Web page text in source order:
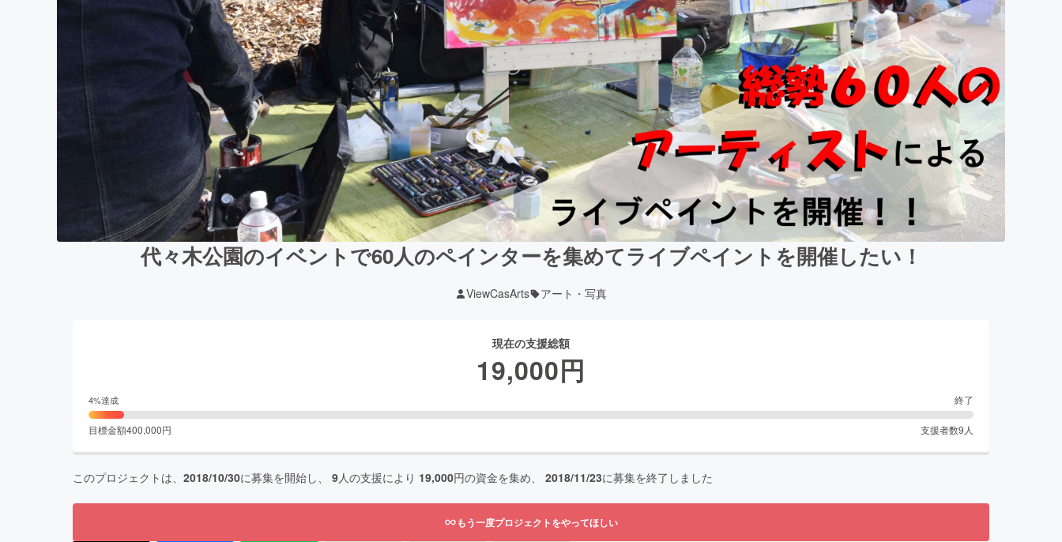
代々木公園のイベントで60人のペインターを集めてライブペイントを開催したい！
ViewCasArts アート・写真
現在の支援総額
19,000円
4%達成 終了
目標金額400,000円 支援者数9 人
このプロジェクトは、 2018/10/30に募集を開始し、 9人の支援により 19,000円の資金を集め、 2018/11/23に募集を終了しました
もう一度プロジェクトをやってほしい